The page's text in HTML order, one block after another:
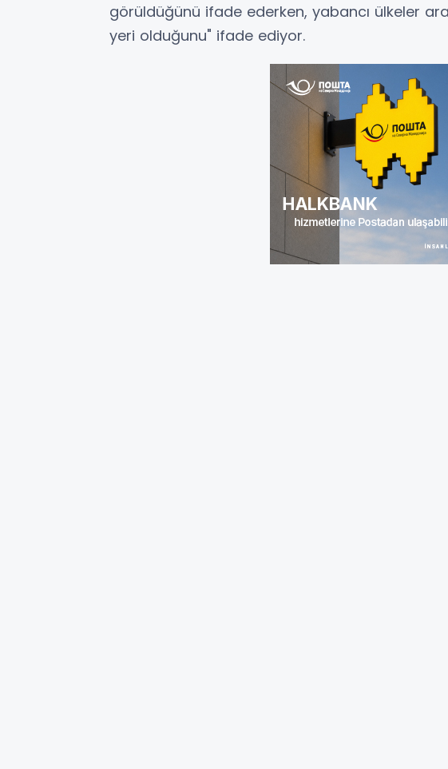
görüldüğünü ifade ederken, yabancı ülkeler
yeri olduğunu" ifade ediyor.